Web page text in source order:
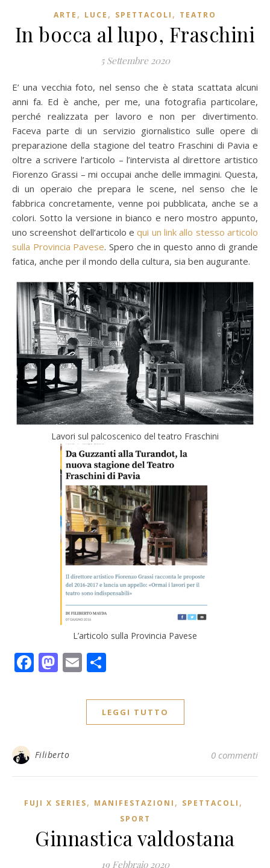
ARTE , LUCE , SPETTACOLI , TEATRO
In bocca al lupo, Fraschini
5 Settembre 2020
E’ una vecchia foto, nel senso che è stata scattata alcuni
anni fa. Ed è anche, per me, una fotografia particolare,
perché realizzata per lavoro e non per divertimento.
Faceva parte di un servizio giornalistico sulle opere di
preparazione della stagione del teatro Fraschini di Pavia e
oltre a scrivere l’articolo – l’intervista al direttore artistico
Fiorenzo Grassi – mi occupai anche delle immagini. Questa,
di un operaio che prepara le scene, nel senso che le
fabbrica concretamente, venne poi pubblicata, anche se a
colori. Sotto la versione in bianco e nero mostro appunto,
uno screenshot dell’articolo equi un link allo stesso articolo
sulla Provincia Pavese. Spero che in questo anno di grande
fatica, anche per il mondo della cultura, sia ben augurante.
Lavori sul palcoscenico del teatro Fraschini
L’articolo sulla Provincia Pavese
Facebook
Mastodon
Email
LEGGI TUTTO
Filiberto 0 commenti
FUJI X SERIES, MANIFESTAZIONI , SPETTACOLI ,
SPORT
Ginnastica valdostana
19 Febbraio 2020